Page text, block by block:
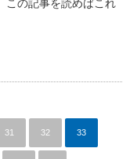
この記事を読めばこれ
31 32 33